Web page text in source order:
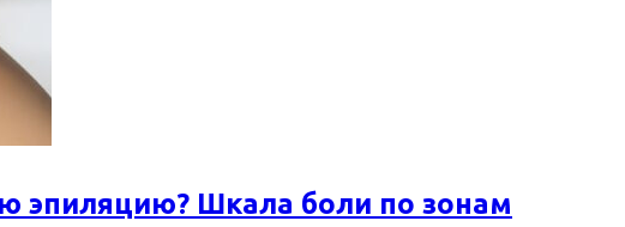
эпиляцию? Шкала боли по зонам